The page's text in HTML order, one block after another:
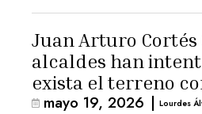
Juan Arturo Cortés
alcaldes han
exista el terreno
mayo 19, 2026 | Lourdes